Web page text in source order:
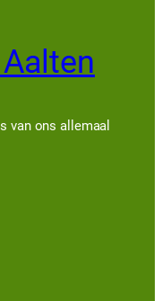
van ons allemaal